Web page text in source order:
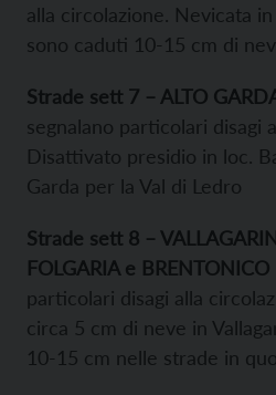
alla circolazione. Nevicata in
sono caduti 10-15 cm di
Strade sett 7 – ALTO
segnalano particolari disagi
Disattivato presidio in loc.
Garda per la Val di Ledro
Strade sett 8 –
FOLGARIA e BRENTONICO
particolari disagi alla
circa 5 cm di neve in
10-15 cm nelle strade in